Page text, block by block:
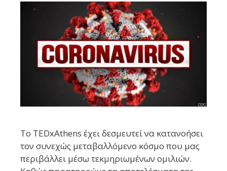
Το TEDxAthens έχει δεσμευτεί να κατανοήσει
τον συνεχώς μεταβαλλόμενο κόσμο που μας
περιβάλλει μέσω τεκμηριωμένων ομιλιών.